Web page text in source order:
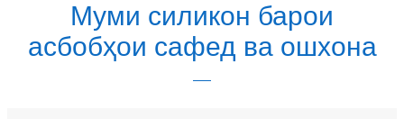
Муми силикон барои
асбобҳои сафед ва ошхона